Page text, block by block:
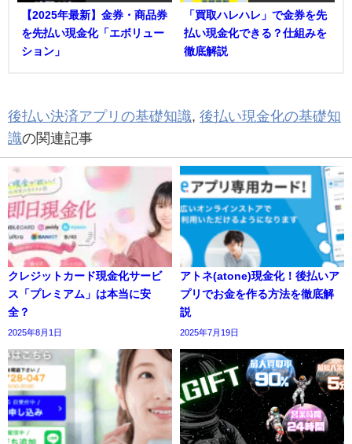
【2025年最新】金券・商品券
を先払い現金化「エボリュー
ション」
「買取ハレハレ」で金券を先
払い現金化できる？仕組みを
徹底解説
後払い決済アプリの基礎知識, 後払い現金化の基礎知
識の関連記事
クレジットカード現金化サービ
ス「プレミアム」は本当に安
全？
2025年8月1日
アトネ(atone)現金化！後払いア
プリでお金を作る方法を徹底解
説
2025年7月19日